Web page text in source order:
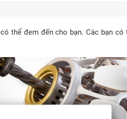
thể đem đến cho bạn. Các bạn